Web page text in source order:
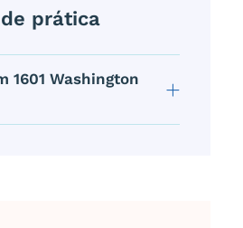
prática
1601 Washington